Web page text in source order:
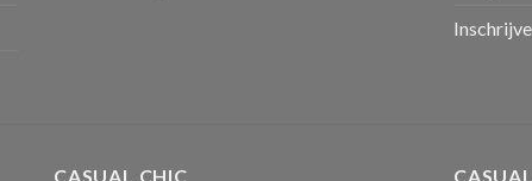
CASUAL CHIC CASUAL